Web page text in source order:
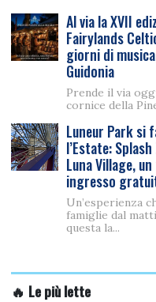
Al via la XVII
Fairylands
giorni di
Guidonia
Prende il via
cornice della
Luneur Park si
l’Estate:
Luna Village,
ingresso
Un’esperienza
famiglie dal
questa la...
🔥 Le più lette